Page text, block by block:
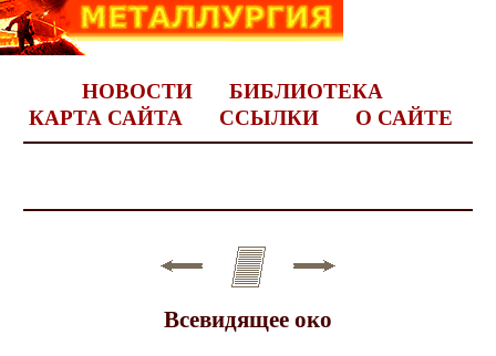
НОВОСТИ
БИБЛИОТЕКА
КАРТА САЙТА
ССЫЛКИ О САЙТЕ
Всевидящее око